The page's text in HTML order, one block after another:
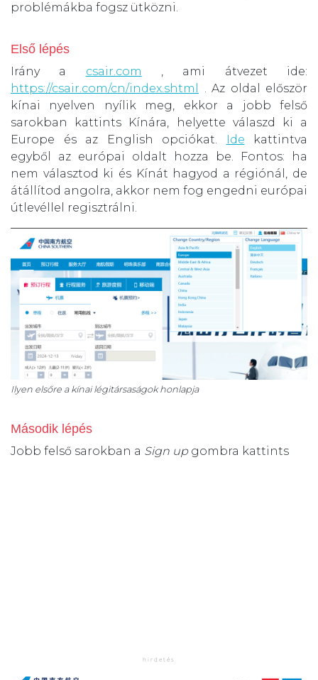
problémákba fogsz ütközni.
Első lépés
Irány a csair.com , ami átvezet ide:
https://csair.com/cn/index.shtml
. Az oldal először
kínai nyelven nyílik meg, ekkor a jobb felső
sarokban kattints Kínára, helyette válaszd ki a
Europe és az English opciókat.
Ide kattintva
egyből az európai oldalt hozza be. Fontos: ha
nem választod ki és Kínát hagyod a régiónál, de
átállítod angolra, akkor nem fog engedni európai
útlevéllel regisztrálni.
Ilyen elsőre a kínai légitársaságok honlapja
Második lépés
Jobb felső sarokban a Sign upgombra kattints